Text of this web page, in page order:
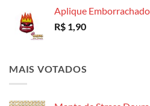
Aplique
R$ 1,90
MAIS VOTADOS